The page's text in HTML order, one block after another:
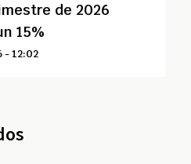
de 2026
15%
- 12:02